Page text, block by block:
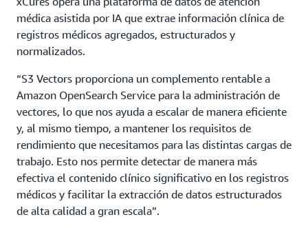
médica asistida por IA que extrae información clínica de
registros médicos agregados, estructurados y
normalizados.
“S3 Vectors proporciona un complemento rentable a
Amazon OpenSearch Service para la administración de
vectores, lo que nos ayuda a escalar de manera eficiente
y, al mismo tiempo, a mantener los requisitos de
rendimiento que necesitamos para las distintas cargas de
trabajo. Esto nos permite detectar de manera más
efectiva el contenido clínico significativo en los registros
médicos y facilitar la extracción de datos estructurados
de alta calidad a gran escala”.